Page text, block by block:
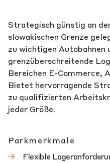
Strategisch günstig an
slowakischen Grenze
zu wichtigen
grenzüberschreitende
Bereichen E-Commerce,
Bietet hervorragende
zu qualifizierten
jeder Größe.
Parkmerkmale
Flexible